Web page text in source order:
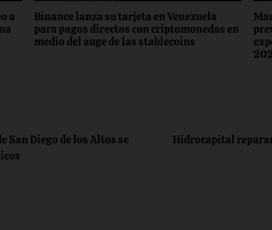
a
Binance lanza su tarjeta en Venezuela
para pagos directos con criptomonedas en
medio del auge de las stablecoins
San Diego de los Altos se
Hidrocapital